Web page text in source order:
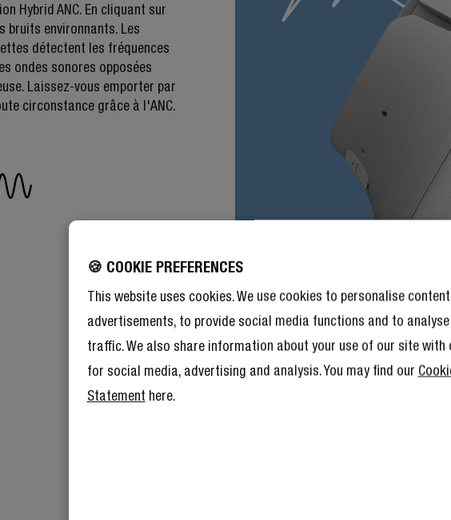
🍪 COOKIE PREFERENCES
This website uses cookies. We use cookies to personalise
advertisements, to provide social media functions and to
traffic. We also share information about your use of our site with
for social media, advertising and analysis. You may find our
Statement here.
Hybrid ANC. En cliquant sur
bruits environnants. Les
détectent les fréquences
ondes sonores opposées
Laissez-vous emporter par
circonstance grâce à l'ANC.